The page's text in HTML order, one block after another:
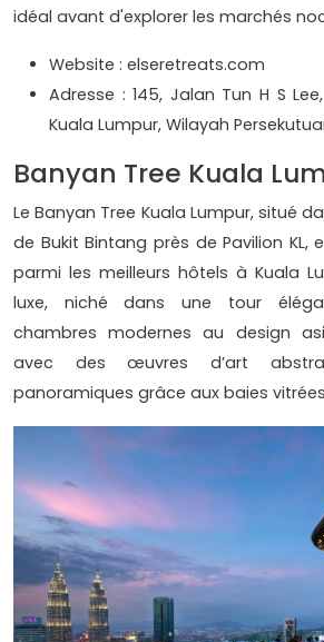
idéal avant d'explorer les marchés
Website : elseretreats.com
Adresse : 145, Jalan Tun H S
Kuala Lumpur, Wilayah
Banyan Tree Kuala
Le Banyan Tree Kuala Lumpur, situé
de Bukit Bintang près de Pavilion KL,
parmi les meilleurs hôtels à Kuala
luxe, niché dans une tour
chambres modernes au design
avec des œuvres d’art
panoramiques grâce aux baies